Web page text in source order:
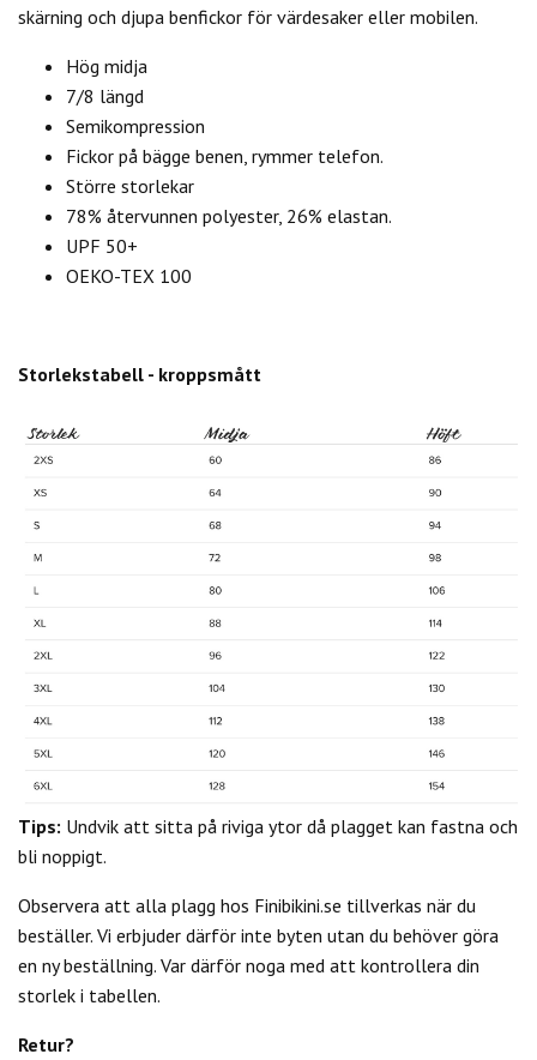
skärning och djupa benfickor för värdesaker eller mobilen.
Hög midja
7/8 längd
Semikompression
Fickor på bägge benen, rymmer telefon.
Större storlekar
78% återvunnen polyester, 26% elastan.
UPF 50+
OEKO-TEX 100
Storlekstabell - kroppsmått
Tips: Undvik att sitta på riviga ytor då plagget kan fastna och
bli noppigt.
Observera att alla plagg hos Finibikini.se tillverkas när du
beställer. Vi erbjuder därför inte byten utan du behöver göra
en ny beställning. Var därför noga med att kontrollera din
storlek i tabellen.
Retur?